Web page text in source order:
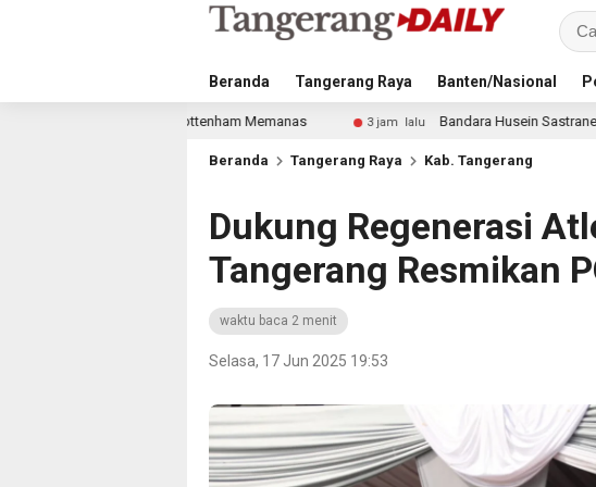
Beranda Tangerang Raya Banten/Nasional
3 jam lalu Bandara Husein Sastranegara Kembali Layani Pesawat
Beranda Tangerang Raya Kab. Tangerang
Dukung Regenerasi
Tangerang Resmikan
waktu baca 2 menit
Selasa, 17 Jun 2025 19:53